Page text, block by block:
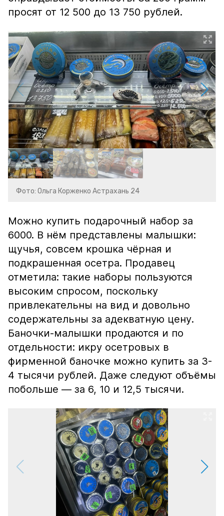
просят от 12 500 до 13 750 рублей.
Фото: Ольга Корженко Астрахань 24
Можно купить подарочный набор за
6000. В нём представлены малышки:
щучья, совсем крошка чёрная и
подкрашенная осетра. Продавец
отметила: такие наборы пользуются
высоким спросом, поскольку
привлекательны на вид и довольно
содержательны за адекватную цену.
Баночки-малышки продаются и по
отдельности: икру осетровых в
фирменной баночке можно купить за 3-
4 тысячи рублей. Даже следуют объёмы
побольше — за 6, 10 и 12,5 тысячи.